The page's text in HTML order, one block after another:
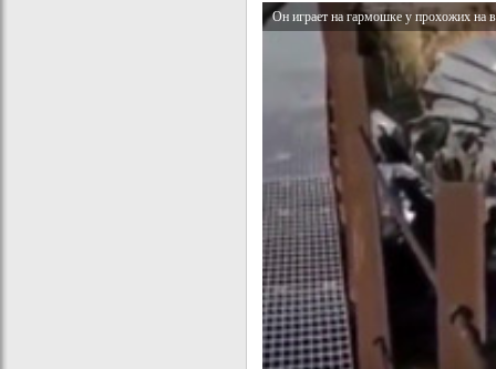
Он играет на гармошке у прохожих на